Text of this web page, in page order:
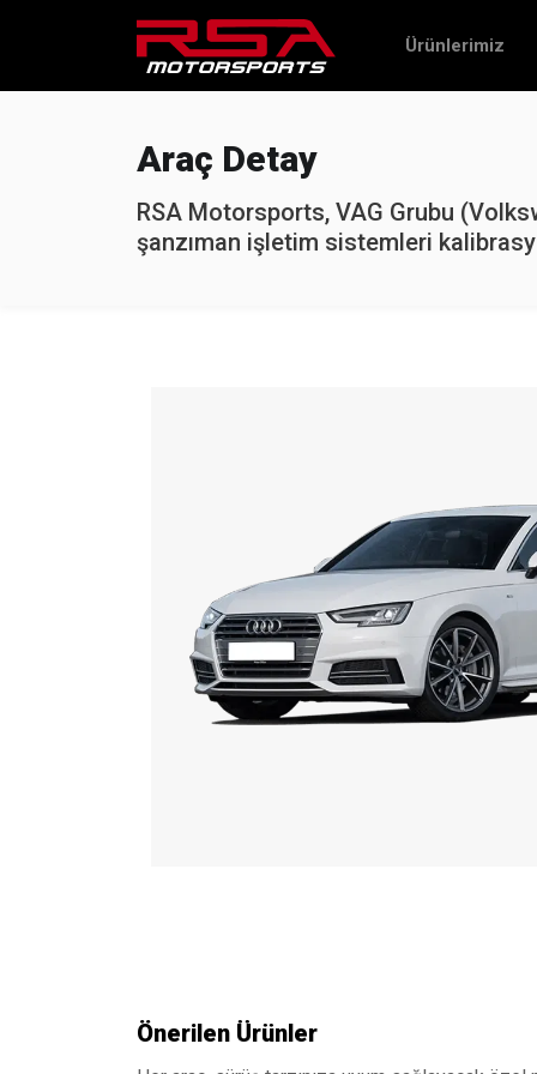
Ürünlerimiz
Araç Detay
RSA Motorsports, VAG Grubu
şanzıman işletim sistemleri
Önerilen Ürünler